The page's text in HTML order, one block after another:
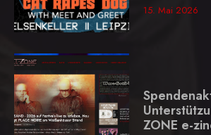
15. Mai 2026
ZONE e-